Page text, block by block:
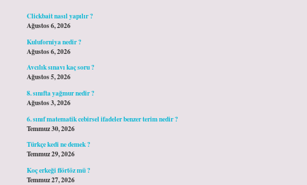
Clickbait nasıl yapılır ?
Ağustos 6, 2026
Kuluforniya nedir ?
Ağustos 6, 2026
Avcılık sınavı kaç soru ?
Ağustos 5, 2026
8. sınıfta yağmur nedir ?
Ağustos 3, 2026
6. sınıf matematik cebirsel ifadeler benzer terim nedir ?
Temmuz 30, 2026
Türkçe kedi ne demek ?
Temmuz 29, 2026
Koç erkeği flörtöz mü ?
Temmuz 27, 2026